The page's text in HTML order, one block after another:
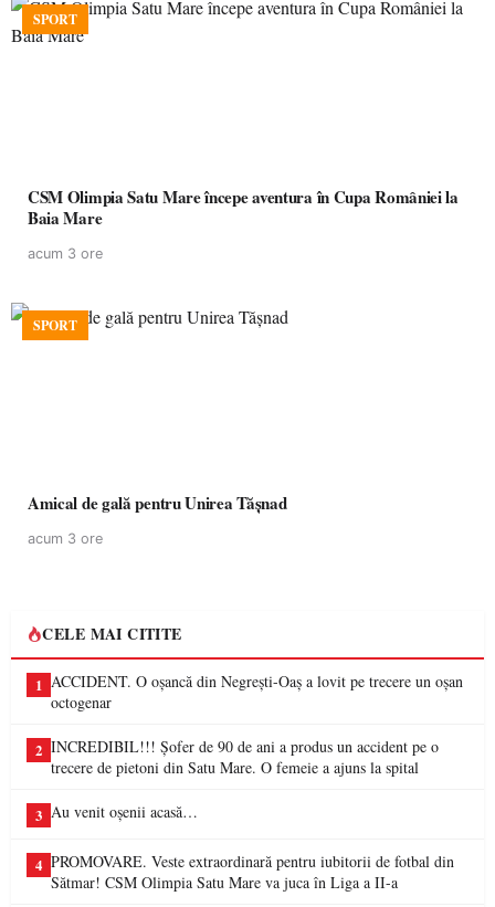
SPORT
CSM Olimpia Satu Mare începe aventura în Cupa României la
Baia Mare
acum 3 ore
SPORT
Amical de gală pentru Unirea Tășnad
acum 3 ore
CELE MAI CITITE
1 ACCIDENT. O oșancă din Negrești-Oaș a lovit pe trecere un oșan
octogenar
2 INCREDIBIL!!! Șofer de 90 de ani a produs un accident pe o
trecere de pietoni din Satu Mare. O femeie a ajuns la spital
3 Au venit oșenii acasă…
4 PROMOVARE. Veste extraordinară pentru iubitorii de fotbal din
Sătmar! CSM Olimpia Satu Mare va juca în Liga a II-a